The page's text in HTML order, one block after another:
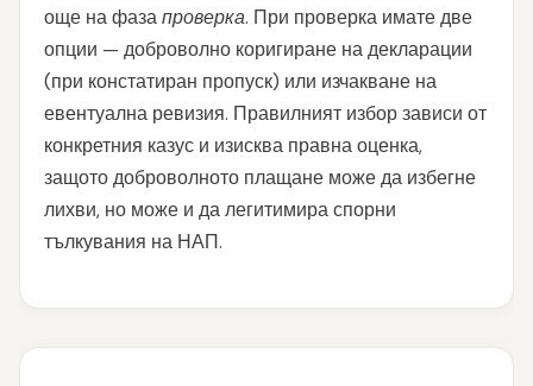
още на фазапроверка. При проверка имате две
опции — доброволно коригиране на декларации
(при констатиран пропуск) или изчакване на
евентуална ревизия. Правилният избор зависи от
конкретния казус и изисква правна оценка,
защото доброволното плащане може да избегне
лихви, но може и да легитимира спорни
тълкувания на НАП.